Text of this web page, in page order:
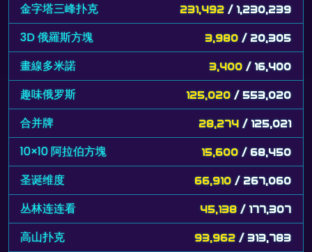
金字塔三峰扑克 231,492 / 1,230,239
3D 俄羅斯方塊 3,980 / 20,305
畫線多米諾 3,400 / 16,400
趣味俄罗斯 125,020 / 553,020
合并牌 28,274 / 125,021
10×10 阿拉伯方塊 15,600 / 68,450
圣诞维度 66,910 / 267,060
丛林连连看 45,138 / 177,307
高山扑克 93,962 / 313,783